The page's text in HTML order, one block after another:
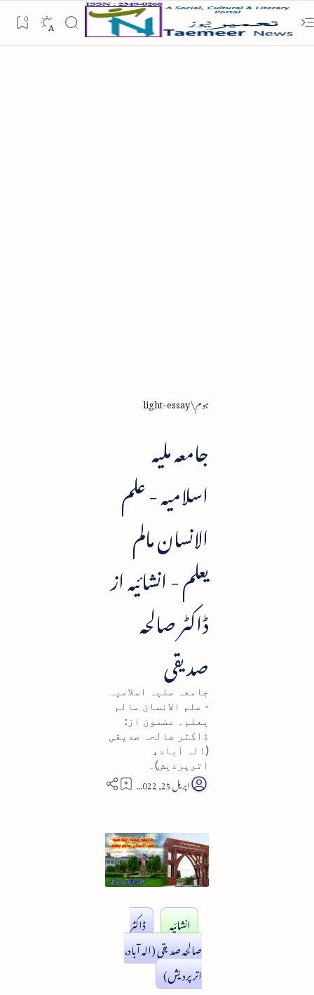
ہوم light-essay
جامعہ ملیہ
اسلامیہ - علم
الانسان مالم
یعلم - انشائیہ از
ڈاکٹر صالحہ
صدیقی
جامعہ ملیہ اسلامیہ
- علم الانسان مالم
یعلم۔ مضمون از:
ڈاکٹر صالحہ صدیقی
(الہ آباد،
اترپردیش)۔
29
انشائیہ
ڈاکٹر
صالحہ صدیقی (الہ آباد،
اترپردیش)